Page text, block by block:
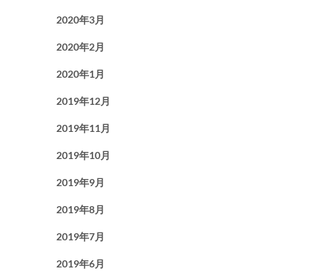
2020年3月
2020年2月
2020年1月
2019年12月
2019年11月
2019年10月
2019年9月
2019年8月
2019年7月
2019年6月